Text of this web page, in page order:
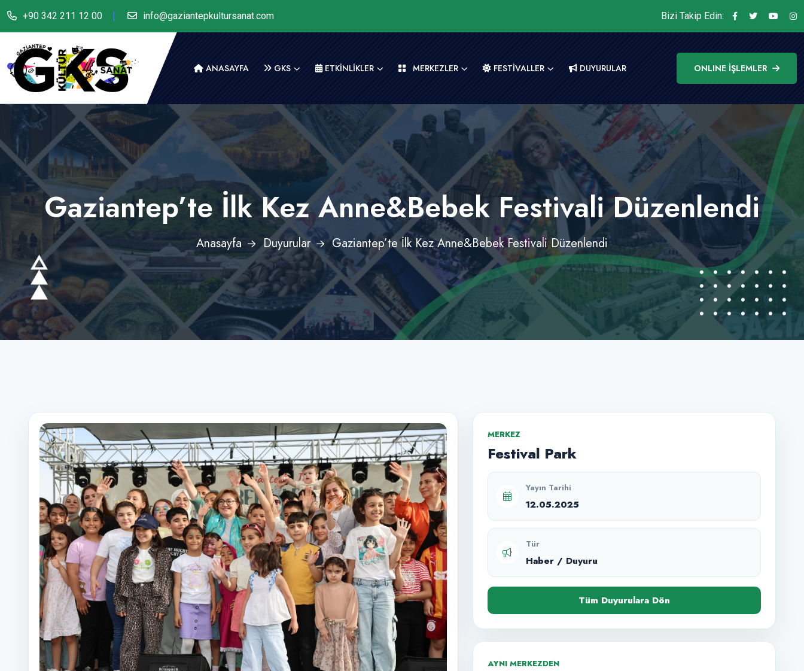
+90 342 211 12 00 info@gaziantepkultursanat.com Bizi Takip Edin:
ANASAYFA GKS ETKİNLİKLER MERKEZLER FESTİVALLER DUYURULAR ONLINE İŞLEMLER
Gaziantep’te İlk Kez Anne&Bebek Festivali Düzenlendi
Anasayfa Duyurular Gaziantep’te İlk Kez Anne&Bebek Festivali Düzenlendi
MERKEZ
Festival Park
Yayın Tarihi
12.05.2025
Tür
Haber / Duyuru
Tüm Duyurulara Dön
AYNI MERKEZDEN